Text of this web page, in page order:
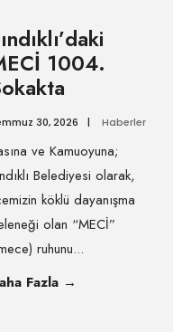
1004.
30, 2026 | Haberler
ve Kamuoyuna;
Belediyesi olarak,
köklü dayanışma
olan “MECİ”
ruhunu...
Fazla →